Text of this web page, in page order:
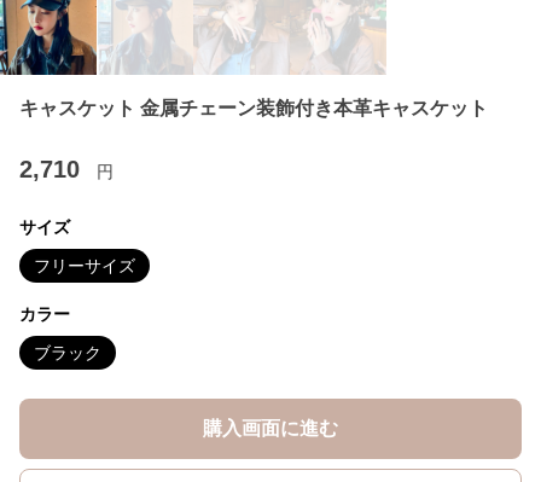
キャスケット 金属チェーン装飾付き本革キャスケット
2,710 円
サイズ
フリーサイズ
カラー
ブラック
購入画面に進む